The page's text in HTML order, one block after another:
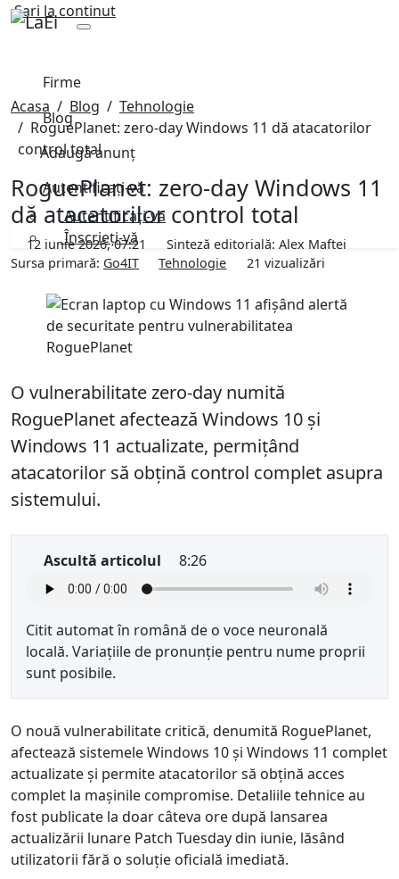
Sari la continut
Firme
Blog
Adaugă anunț
Autentificați-vă
Autentificați-vă
Înscrieți-vă
Acasa Blog
Tehnologie
RoguePlanet: zero-day Windows 11 dă atacatorilor
control total
RoguePlanet: zero-day Windows 11
dă atacatorilor control total
12 iunie 2026, 07:21 Sinteză editorială: Alex Maftei
Sursa primară: Go4IT Tehnologie 21 vizualizări
O vulnerabilitate zero-day numită
RoguePlanet afectează Windows 10 și
Windows 11 actualizate, permițând
atacatorilor să obțină control complet asupra
sistemului.
Ascultă articolul 8:26
Citit automat în română de o voce neuronală
locală. Variațiile de pronunție pentru nume proprii
sunt posibile.
O nouă vulnerabilitate critică, denumită RoguePlanet,
afectează sistemele Windows 10 și Windows 11 complet
actualizate și permite atacatorilor să obțină acces
complet la mașinile compromise. Detaliile tehnice au
fost publicate la doar câteva ore după lansarea
actualizării lunare Patch Tuesday din iunie, lăsând
utilizatorii fără o soluție oficială imediată.